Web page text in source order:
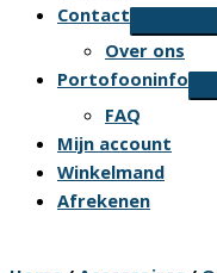
Contact
Over ons
Portofooninfo
FAQ
Mijn account
Winkelmand
Afrekenen